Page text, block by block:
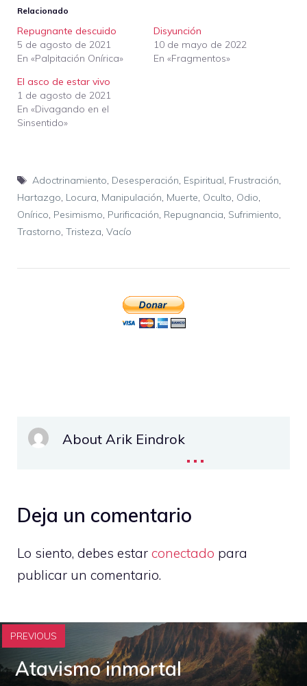
Relacionado
Repugnante descuido
5 de agosto de 2021
En «Palpitación Onírica»
Disyunción
10 de mayo de 2022
En «Fragmentos»
El asco de estar vivo
1 de agosto de 2021
En «Divagando en el
Sinsentido»
Etiquetas
Adoctrinamiento, Desesperación, Espiritual, Frustración,
Hartazgo, Locura, Manipulación, Muerte, Oculto, Odio,
Onírico, Pesimismo, Purificación, Repugnancia, Sufrimiento,
Trastorno, Tristeza, Vacío
About Arik Eindrok...
Deja un comentario
Lo siento, debes estar conectado para
publicar un comentario.
PREVIOUS
Atavismo inmortal